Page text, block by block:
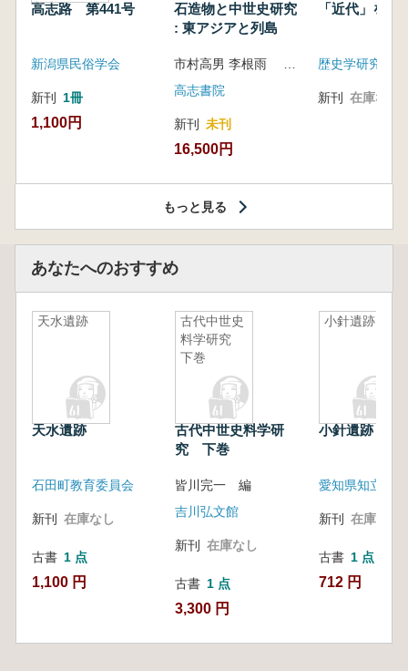
高志路 第441号
新潟県民俗学会
新刊 1冊
1,100円
石造物と中世史研究
: 東アジアと列島
高志書院
新刊 未刊
16,500円
「近代」を問
歴史学研究会
新刊 在庫なし
もっと見る
あなたへのおすすめ
天水遺跡
天水遺跡
石田町教育委員会
新刊 在庫なし
古書 1 点
1,100 円
古代中世史
料学研究
下巻
古代中世史料学研
究 下巻
皆川完一 編
吉川弘文館
新刊 在庫なし
古書 1 点
3,300 円
小針遺跡
小針遺跡
新刊 在庫なし
古書 1 点
712 円